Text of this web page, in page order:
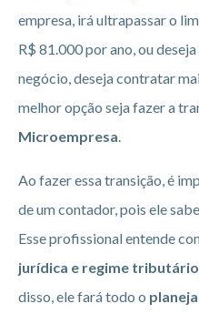
empresa, irá ultrapassar o
R$ 81.000 por ano, ou
negócio, deseja contratar
melhor opção seja fazer a
Microempresa.
Ao fazer essa transição, é
de um contador, pois ele
Esse profissional entende
jurídica e regime tributário
disso, ele fará todo o